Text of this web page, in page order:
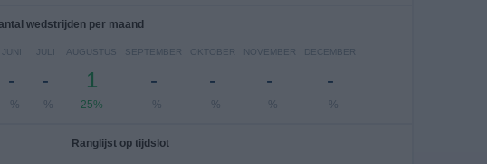
wedstrijden per maand
JUNI
-
- %
JULI
-
- %
AUGUSTUS
1
25%
SEPTEMBER
-
- %
OKTOBER
-
- %
NOVEMBER
-
- %
DECEMBER
-
- %
Ranglijst op tijdslot